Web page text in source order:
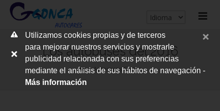
cerrar
Utilizamos cookies propias y de terceros
para mejorar nuestros servicios y mostrarle
publicidad relacionada con sus preferencias
mediante el análisis de sus hábitos de navegación -
Más información
Los autobuses del 2016
Autocares Gonca